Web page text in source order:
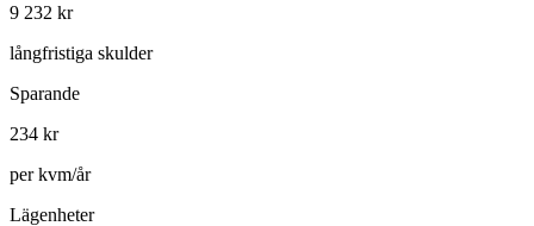
9 232 kr
långfristiga skulder
Sparande
234 kr
per kvm/år
Lägenheter